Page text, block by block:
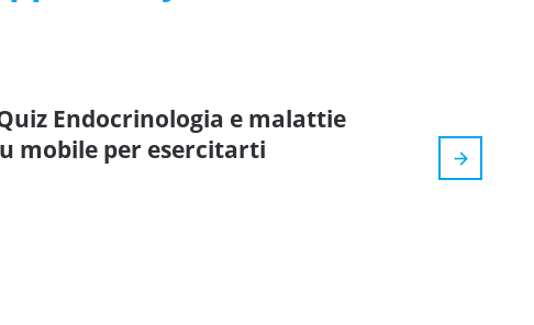
Endocrinologia e malattie
mobile per esercitarti